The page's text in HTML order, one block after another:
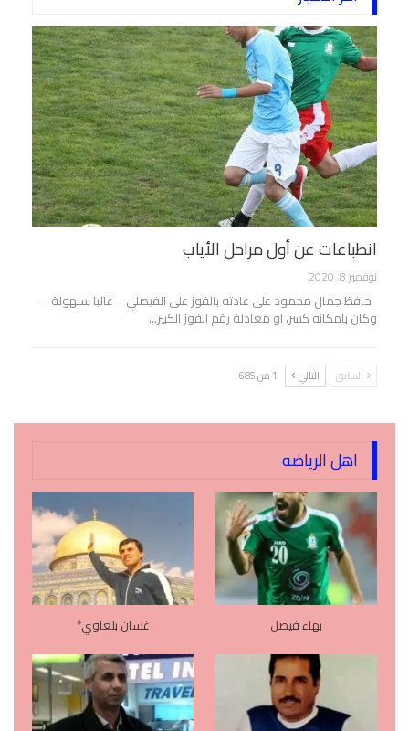
انطباعات عن أول مراحل الأياب
نوفمبر 8, 2020
حافظ جمال محمود على عادته بالفوز على الفيصلي – غالبا بسهولة –
وكان بامكانه كسر، او معادلة رقم الفوز الكبير…
السابق التالي 1 من 685
اهل الرياضه
بهاء فيصل غسان بلعاوي*